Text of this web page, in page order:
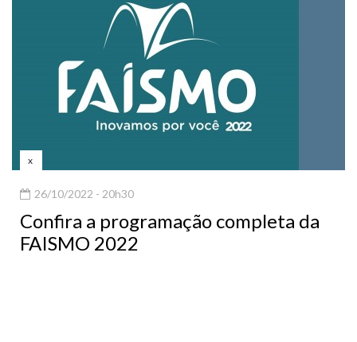
x
26/10/2022 - 20h30
Confira a programação completa da
FAISMO 2022